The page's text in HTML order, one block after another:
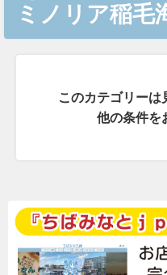
ミノリア稲毛
このカテゴリーは
他の条件を